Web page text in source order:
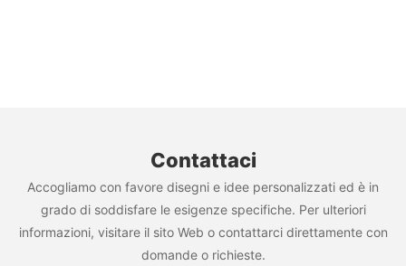
Contattaci
Accogliamo con favore disegni e idee personalizzati ed è in
grado di soddisfare le esigenze specifiche. Per ulteriori
informazioni, visitare il sito Web o contattarci direttamente con
domande o richieste.